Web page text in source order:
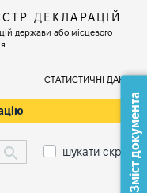
ДЕКЛАРАЦІЙ
держави або місцевого
СТАТИСТИЧНІ ДАНІ
шукати скрізьЗміст документа